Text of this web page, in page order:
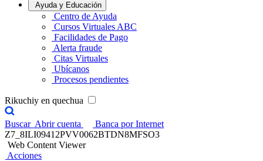
Ayuda y Educación
Centro de Ayuda
Cursos Virtuales ABC
Facilidades de Pago
Alerta fraude
Citas Virtuales
Ubícanos
Procesos pendientes
Rikuchiy en quechua
Buscar Abrir cuenta
Banca por Internet
Z7_8ILI09412PVV0062BTDN8MFSO3
Web Content Viewer
Acciones